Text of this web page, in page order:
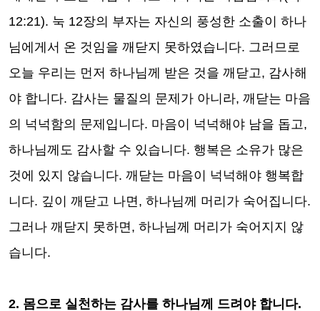
12:21). 눅 12장의 부자는 자신의 풍성한 소출이 하나
님에게서 온 것임을 깨닫지 못하였습니다. 그러므로
오늘 우리는 먼저 하나님께 받은 것을 깨닫고, 감사해
야 합니다. 감사는 물질의 문제가 아니라, 깨닫는 마음
의 넉넉함의 문제입니다. 마음이 넉넉해야 남을 돕고,
하나님께도 감사할 수 있습니다. 행복은 소유가 많은
것에 있지 않습니다. 깨닫는 마음이 넉넉해야 행복합
니다. 깊이 깨닫고 나면, 하나님께 머리가 숙어집니다.
그러나 깨닫지 못하면, 하나님께 머리가 숙어지지 않
습니다.
2. 몸으로 실천하는 감사를 하나님께 드려야 합니다.